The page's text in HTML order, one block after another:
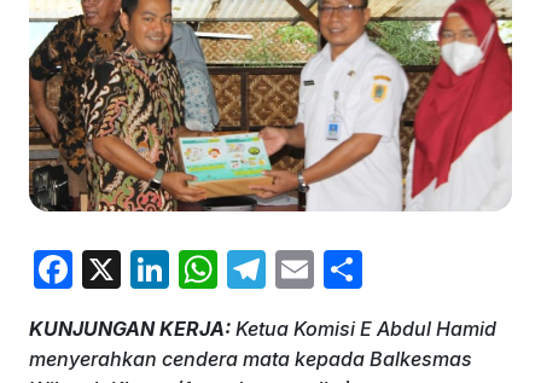
F
c
X
Li
k
W
at
T
e
E
ai ar
KUNJUNGAN KERJA: Ketua Komisi E Abdul Hamid
menyerahkan cendera mata kepada Balkesmas